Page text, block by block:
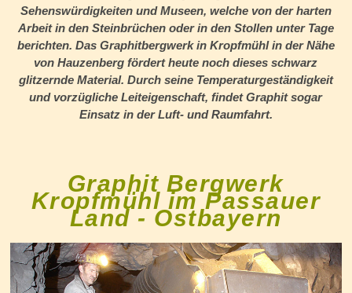
Sehenswürdigkeiten und Museen, welche von der harten
Arbeit in den Steinbrüchen oder in den Stollen unter Tage
berichten. Das Graphitbergwerk in Kropfmühl in der Nähe
von Hauzenberg fördert heute noch dieses schwarz
glitzernde Material. Durch seine Temperaturgeständigkeit
und vorzügliche Leiteigenschaft, findet Graphit sogar
Einsatz in der Luft- und Raumfahrt.
Graphit Bergwerk
Kropfmühl im Passauer
Land - Ostbayern